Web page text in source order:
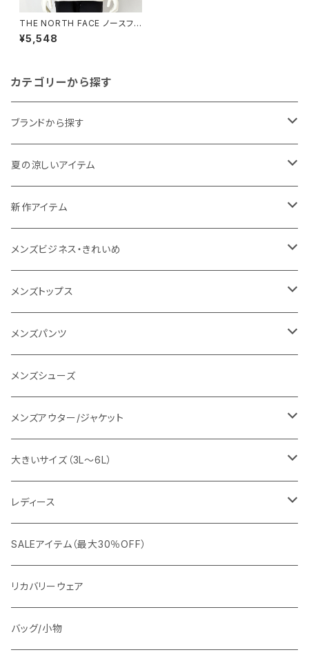
THE NORTH FACE ノースフェ
イス｜速乾ロゴポケット半袖Tシ
ャツ｜ショートスリーブスクエア
¥5,548
カテゴリーから探す
ブランドから探す
THE NORTH FACE
NANGA
1PIU1UGUALE3 RELAX
go slow caravan
SY32 by SWEET YEARS
URBAN SQUARE
EDWIN
snow peak
G-stage
TETEHOMME
TAION
夏の涼しいアイテム
メンズ
レディース
新作アイテム
メンズ
レディース
メンズビジネス・きれいめ
スーツ
カジュアルセットアップ
スラックス
ワイシャツ
シューズ
フォーマル
Tシャツ/ポロシャツ
メンズトップス
Tシャツ/カットソー
シャツ/ポロシャツ
パーカー/スウェット
ニット
メンズパンツ
デニムパンツ
イージーパンツ
スラックス
メンズシューズ
メンズアウター/ジャケット
ジャケット
カジュアルジャケット
ビジネスジャケット
ブルゾン
コート
マウンテンパーカー/アウトドア
ダウン / 中綿アウター
大きいサイズ（3L～6L）
ビジネス
セットアップ
ワイシャツ
カジュアル
ニット/Tシャツ/カットソー
スウェット/パーカー
アウター
レディース
アウター
トップス（ブラウス/カットソー）
ジャケット
SALEアイテム（最大30％OFF）
リカバリーウェア
バッグ/小物